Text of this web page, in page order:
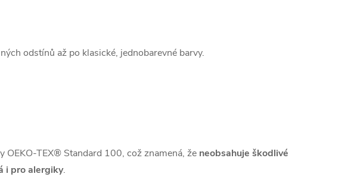
odstínů až po klasické, jednobarevné barvy.
OEKO-TEX® Standard 100, což znamená, že neobsahuje škodlivé
i pro alergiky.